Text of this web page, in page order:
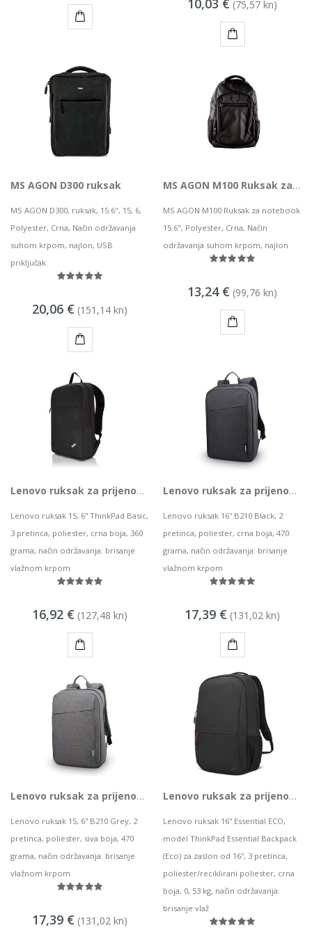
10,03 € (75,57 kn)
MS AGON D300 ruksak
MS AGON D300, ruksak, 15.6", 15, 6,
Polyester, Crna, Način održavanja
suhom krpom, najlon, USB
priključak
20,06 € (151,14 kn)
MS AGON M100 Ruksak za notebook
MS AGON M100 Ruksak za notebook
15.6", Polyester, Crna, Način
održavanja suhom krpom, najlon
13,24 € (99,76 kn)
Lenovo ruksak za prijenosno računalo 15,6'' ThinkPad Basic, 4X40К09936
Lenovo ruksak 15, 6'' ThinkPad Basic,
3 pretinca, poliester, crna boja, 360
grama, način održavanja: brisanje
vlažnom krpom
16,92 € (127,48 kn)
Lenovo ruksak za prijenosno računalo 16'' B210 Black, 4X40Т84059
Lenovo ruksak 16'' B210 Black, 2
pretinca, poliester, crna boja, 470
grama, način održavanja: brisanje
vlažnom krpom
17,39 € (131,02 kn)
Lenovo ruksak za prijenosno računalo 15,6'' B210 Grey, 4X40T84058
Lenovo ruksak 15, 6'' B210 Grey, 2
pretinca, poliester, siva boja, 470
grama, način održavanja: brisanje
vlažnom krpom
17,39 € (131,02 kn)
Lenovo ruksak za prijenosno računalo 16'' TP Essential ECO, 4X41C12468
Lenovo ruksak 16'' Essential ECO,
model ThinkPad Essential Backpack
(Eco) za zaslon od 16'', 3 pretinca,
poliester/reciklirani poliester, crna
boja, 0, 53 kg, način održavanja:
brisanje vlaž